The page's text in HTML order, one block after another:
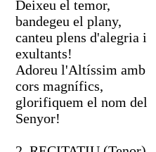
Deixeu el temor,
bandegeu el plany,
canteu plens d'alegria i
exultants!
Adoreu l'Altíssim amb
cors magnífics,
glorifiquem el nom del
Senyor!